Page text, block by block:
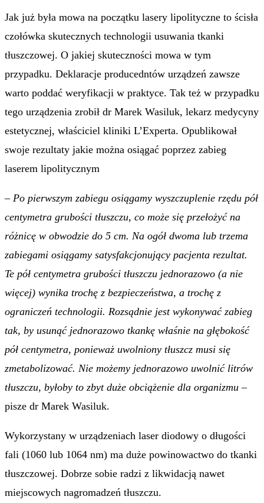
Jak już była mowa na początku lasery lipolityczne to ścisła
czołówka skutecznych technologii usuwania tkanki
tłuszczowej. O jakiej skuteczności mowa w tym
przypadku. Deklaracje producedntów urządzeń zawsze
warto poddać weryfikacji w praktyce. Tak też w przypadku
tego urządzenia zrobił dr Marek Wasiluk, lekarz medycyny
estetycznej, właściciel kliniki L’Experta. Opublikował
swoje rezultaty jakie można osiągać poprzez zabieg
laserem lipolitycznym
– Po pierwszym zabiegu osiągamy wyszczuplenie rzędu pół
centymetra grubości tłuszczu, co może się przełożyć na
różnicę w obwodzie do 5 cm. Na ogół dwoma lub trzema
zabiegami osiągamy satysfakcjonujący pacjenta rezultat.
Te pół centymetra grubości tłuszczu jednorazowo (a nie
więcej) wynika trochę z bezpieczeństwa, a trochę z
ograniczeń technologii. Rozsądnie jest wykonywać zabieg
tak, by usunąć jednorazowo tkankę właśnie na głębokość
pół centymetra, ponieważ uwolniony tłuszcz musi się
zmetabolizować. Nie możemy jednorazowo uwolnić litrów
tłuszczu, byłoby to zbyt duże obciążenie dla organizmu –
pisze dr Marek Wasiluk.
Wykorzystany w urządzeniach laser diodowy o długości
fali (1060 lub 1064 nm) ma duże powinowactwo do tkanki
tłuszczowej. Dobrze sobie radzi z likwidacją nawet
miejscowych nagromadzeń tłuszczu.